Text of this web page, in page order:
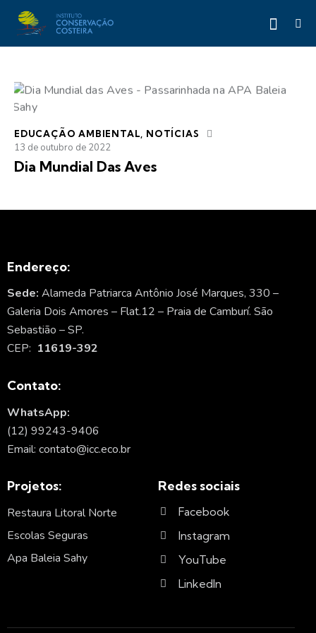
EDUCAÇÃO AMBIENTAL NOTÍCIAS
13 de outubro de 2022
Dia Mundial Das Aves
Endereço:
Sede: Alameda Patriarca Antônio José Marques, 330 –
Galeria Dois Amores – Flat.12 – Praia de Camburí. São
Sebastião – SP.
CEP: 11619-392
Contato:
WhatsApp:
(12) 99243-9406
Email: contato@icc.eco.br
Projetos:
Restaura Litoral Norte
Escolas Seguras
Apa Baleia Sahy
Redes sociais
Facebook
Instagram
YouTube
LinkedIn